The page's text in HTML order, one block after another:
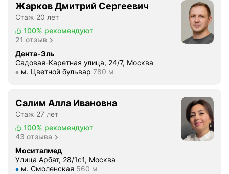
а
в
М
о
.
О
т
д
е
Жарков Дмитрий Сергеевич
Стаж 20 лет
100% рекомендуют
21 отзыв
Дента-Эль
Садовая-Каретная улица, 24/7, Москва
Метро м. Цветной бульвар Расстояние 780 м
м. Цветной бульвар 780 м
Салим Алла Ивановна
Стаж 27 лет
100% рекомендуют
43 отзыва
Моситалмед
Улица Арбат, 28/1с1, Москва
Метро м. Смоленская Расстояние 560 м
м. Смоленская 560 м